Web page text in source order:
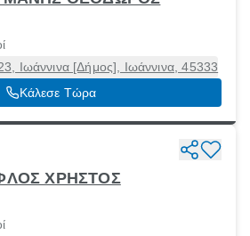
Ιωάννινα [Δήμος], Ιωάννινα, 45333
Κάλεσε Τώρα
ΧΡΗΣΤΟΣ